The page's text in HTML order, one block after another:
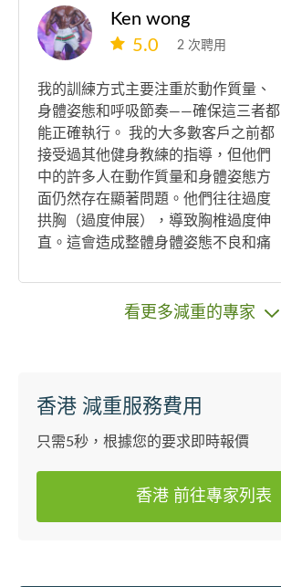
Ken wong
5.0
2 次聘用
我的訓練方式主要注重於動作質量、
身體姿態和呼吸節奏——確保這三者都
能正確執行。 我的大多數客戶之前都
接受過其他健身教練的指導，但他們
中的許多人在動作質量和身體姿態方
面仍然存在顯著問題。他們往往過度
拱胸（過度伸展），導致胸椎過度伸
直。這會造成整體身體姿態不良和痛
次試堂費用 1on2$600 絕無額外收費
無硬銷 無隱藏收費 📍Location:灣仔/太
⭐️課後訓練計劃 訓練內容
看更多減重的專家
香港 減重服務費用
只需5秒，根據您的要求即時報價
香港 前往專家列表